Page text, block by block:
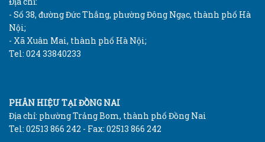
- Số 38, đường Đức Thắng, phường Đông Ngạc, thành phố Hà
Nội;
- Xã Xuân Mai, thành phố Hà Nội;
Tel: 024 33840233
PHÂN HIỆU TẠI ĐỒNG NAI
Địa chỉ: phường Trảng Bom, thành phố Đồng Nai
Tel: 02513 866 242 - Fax: 02513 866 242